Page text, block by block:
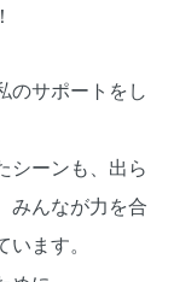
のサポートをし
シーンも、出ら
みんなが力を合
ます。